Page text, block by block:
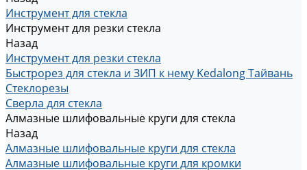
Инструмент для стекла
Инструмент для резки стекла
Назад
Инструмент для резки стекла
Быстрорез для стекла и ЗИП к нему Kedalong Тайвань
Стеклорезы
Сверла для стекла
Алмазные шлифовальные круги для стекла
Назад
Алмазные шлифовальные круги для стекла
Алмазные шлифовальные круги для кромки